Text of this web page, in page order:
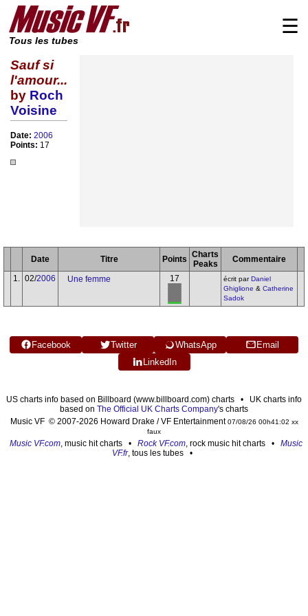
Tous les tubes
☰
Sauf si
l'amour...
by Roch
Voisine
Date: 2006
Points: 17
Date Titre Points Charts
Peaks
Commentaire
1.
02/2006 Une femme 17 écrit parDaniel
Ghiglione & Catherine
Sadok
Facebook Twitter WhatsApp
Email
LinkedIn
US charts info based on Billboard (www.billboard.com) charts • UK charts info
based on The Official UK Charts Company's charts
Music VF © 2007-2026 Howard Drake / VF Entertainment07/08/26 00h41:02 xx
faux
Music VF.com , music hit charts • Rock VF.com , rock music hit charts • Music
VF.fr, tous les tubes •